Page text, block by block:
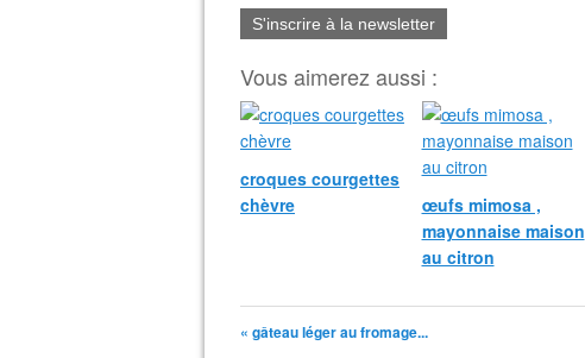
S'inscrire à la newsletter
Vous aimerez aussi :
croques courgettes
chèvre
œufs mimosa ,
mayonnaise maison
au citron
« gâteau léger au fromage...